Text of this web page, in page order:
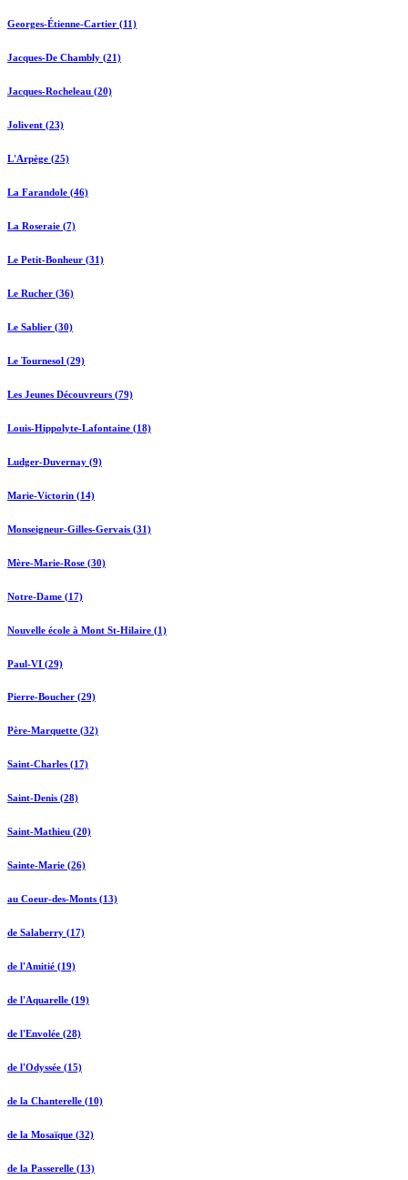
Georges-Étienne-Cartier (11)
Jacques-De Chambly (21)
Jacques-Rocheleau (20)
Jolivent (23)
L'Arpège (25)
La Farandole (46)
La Roseraie (7)
Le Petit-Bonheur (31)
Le Rucher (36)
Le Sablier (30)
Le Tournesol (29)
Les Jeunes Découvreurs (79)
Louis-Hippolyte-Lafontaine (18)
Ludger-Duvernay (9)
Marie-Victorin (14)
Monseigneur-Gilles-Gervais (31)
Mère-Marie-Rose (30)
Notre-Dame (17)
Nouvelle école à Mont St-Hilaire (1)
Paul-VI (29)
Pierre-Boucher (29)
Père-Marquette (32)
Saint-Charles (17)
Saint-Denis (28)
Saint-Mathieu (20)
Sainte-Marie (26)
au Coeur-des-Monts (13)
de Salaberry (17)
de l'Amitié (19)
de l'Aquarelle (19)
de l'Envolée (28)
de l'Odyssée (15)
de la Chanterelle (10)
de la Mosaïque (32)
de la Passerelle (13)